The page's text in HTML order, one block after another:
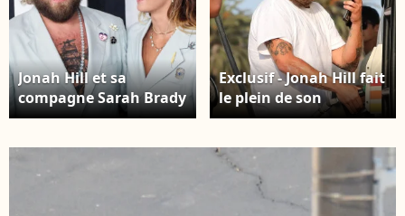
Jonah Hill et sa
compagne Sarah Brady
- Première du film
2021.
Exclusif - Jonah Hill fait
le plein de son
nouveau van à Malibu